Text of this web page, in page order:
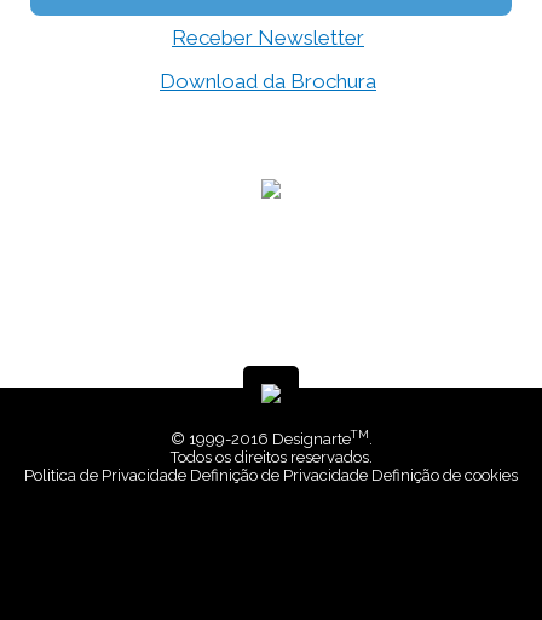
Receber Newsletter
Download da Brochura
© 1999-2016 DesignarteTM.
Todos os direitos reservados.
Politica de Privacidade Definição de Privacidade Definição de cookies